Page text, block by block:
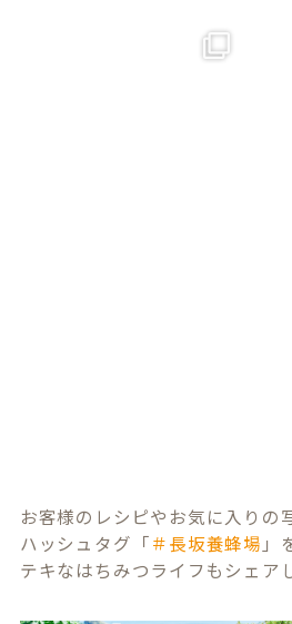
お客様のレシピやお気に入りの
ハッシュタグ「＃長坂養蜂場 」
テキなはちみつライフもシェア